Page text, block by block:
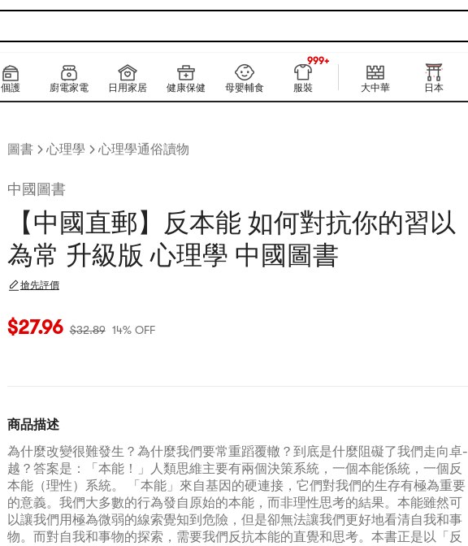
個護 廚電家電 日用家居 健康保健 母嬰輔食 服裝
上新
999+
大中華
日本
圖書 心理學 心理學通俗讀物
中國圖書
【中國直郵】反本能 如何對抗你的習以
為常 升級版 心理學 中國圖書
搶先評價
當前價格：$27.96
$27.96 $32.89 14% OFF
商品描述
為什麼改變很難發生？為什麼我們要常重蹈覆轍？到底是什麼阻礙了我們走向卓-
越？答案是：「本能！」人類思維主要有兩個決策系統，一個本能係統，一個反
本能（理性）系統。 「本能」來自基因的硬連接，它們對我們的生存有極為重要
的意義。我們大多數的行為發自原始的本能，而非理性思考的結果。本能雖然可
以讓我們用極為微弱的線索覺知到危險，但是卻無法讓我們更好地看清自我和事
物。而對自我和事物的探索，需要我們反抗本能的直覺和思考。本書正是以「反